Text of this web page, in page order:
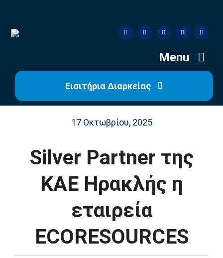
content
Menu
Ιστορία
Η Ομάδα
Η Διοίκηση
Πρόγραμμα
Εισιτήρια Διαρκείας
17 Οκτωβρίου, 2025
Silver Partner της
ΚΑΕ Ηρακλής η
εταιρεία
ECORESOURCES